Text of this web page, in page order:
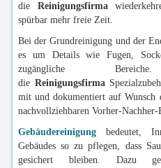
die Reinigungsfirma
spürbar mehr freie Zeit.
Bei der Grundreinigung und der
es um Details wie Fugen,
zugängliche
die Reinigungsfirma
mit und dokumentiert auf Wunsch
nachvollziehbaren Vorher-
Gebäudereinigung
bedeutet,
Gebäudes so zu pflegen, dass
gesichert bleiben. Dazu